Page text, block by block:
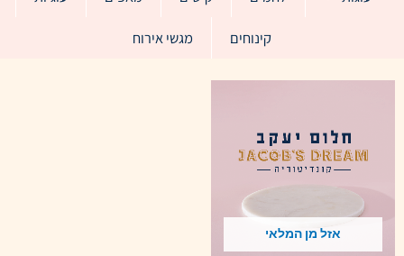
קינוחים מגשי אירוח
אזל מן המלאי